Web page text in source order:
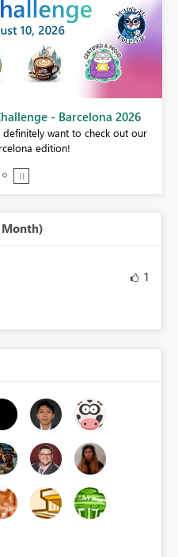
- Barcelona 2026
want to check out our
edition!
Month)
1